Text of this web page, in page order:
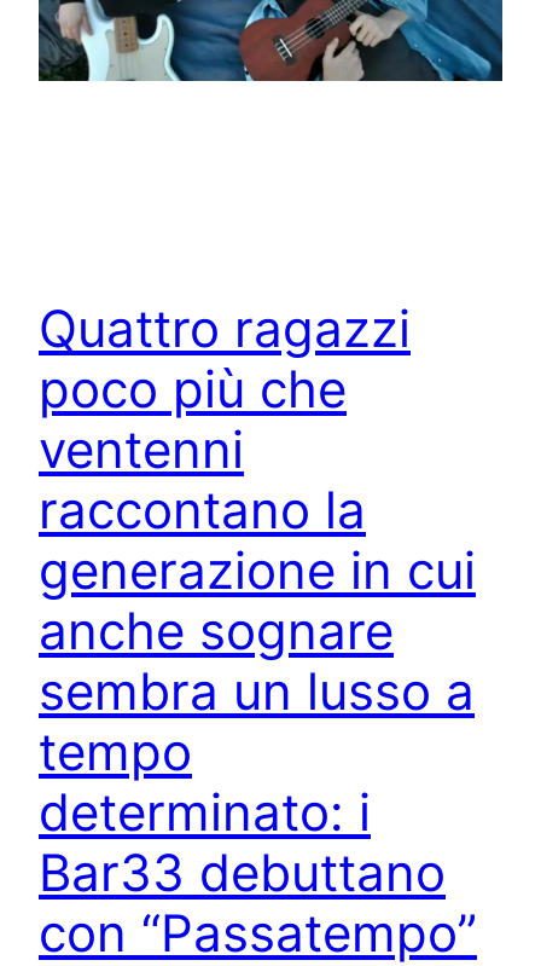
Quattro ragazzi
poco più che
ventenni
raccontano la
generazione in cui
anche sognare
sembra un lusso a
tempo
determinato: i
Bar33 debuttano
con “Passatempo”